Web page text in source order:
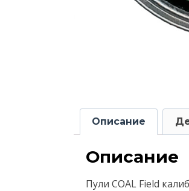
Описание
Описание
Пули COAL Field